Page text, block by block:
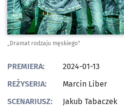
„Dramat rodzaju męskiego"
PREMIERA:
2024-01-13
REŻYSERIA:
Marcin Liber
SCENARIUSZ:
Jakub Tabaczek